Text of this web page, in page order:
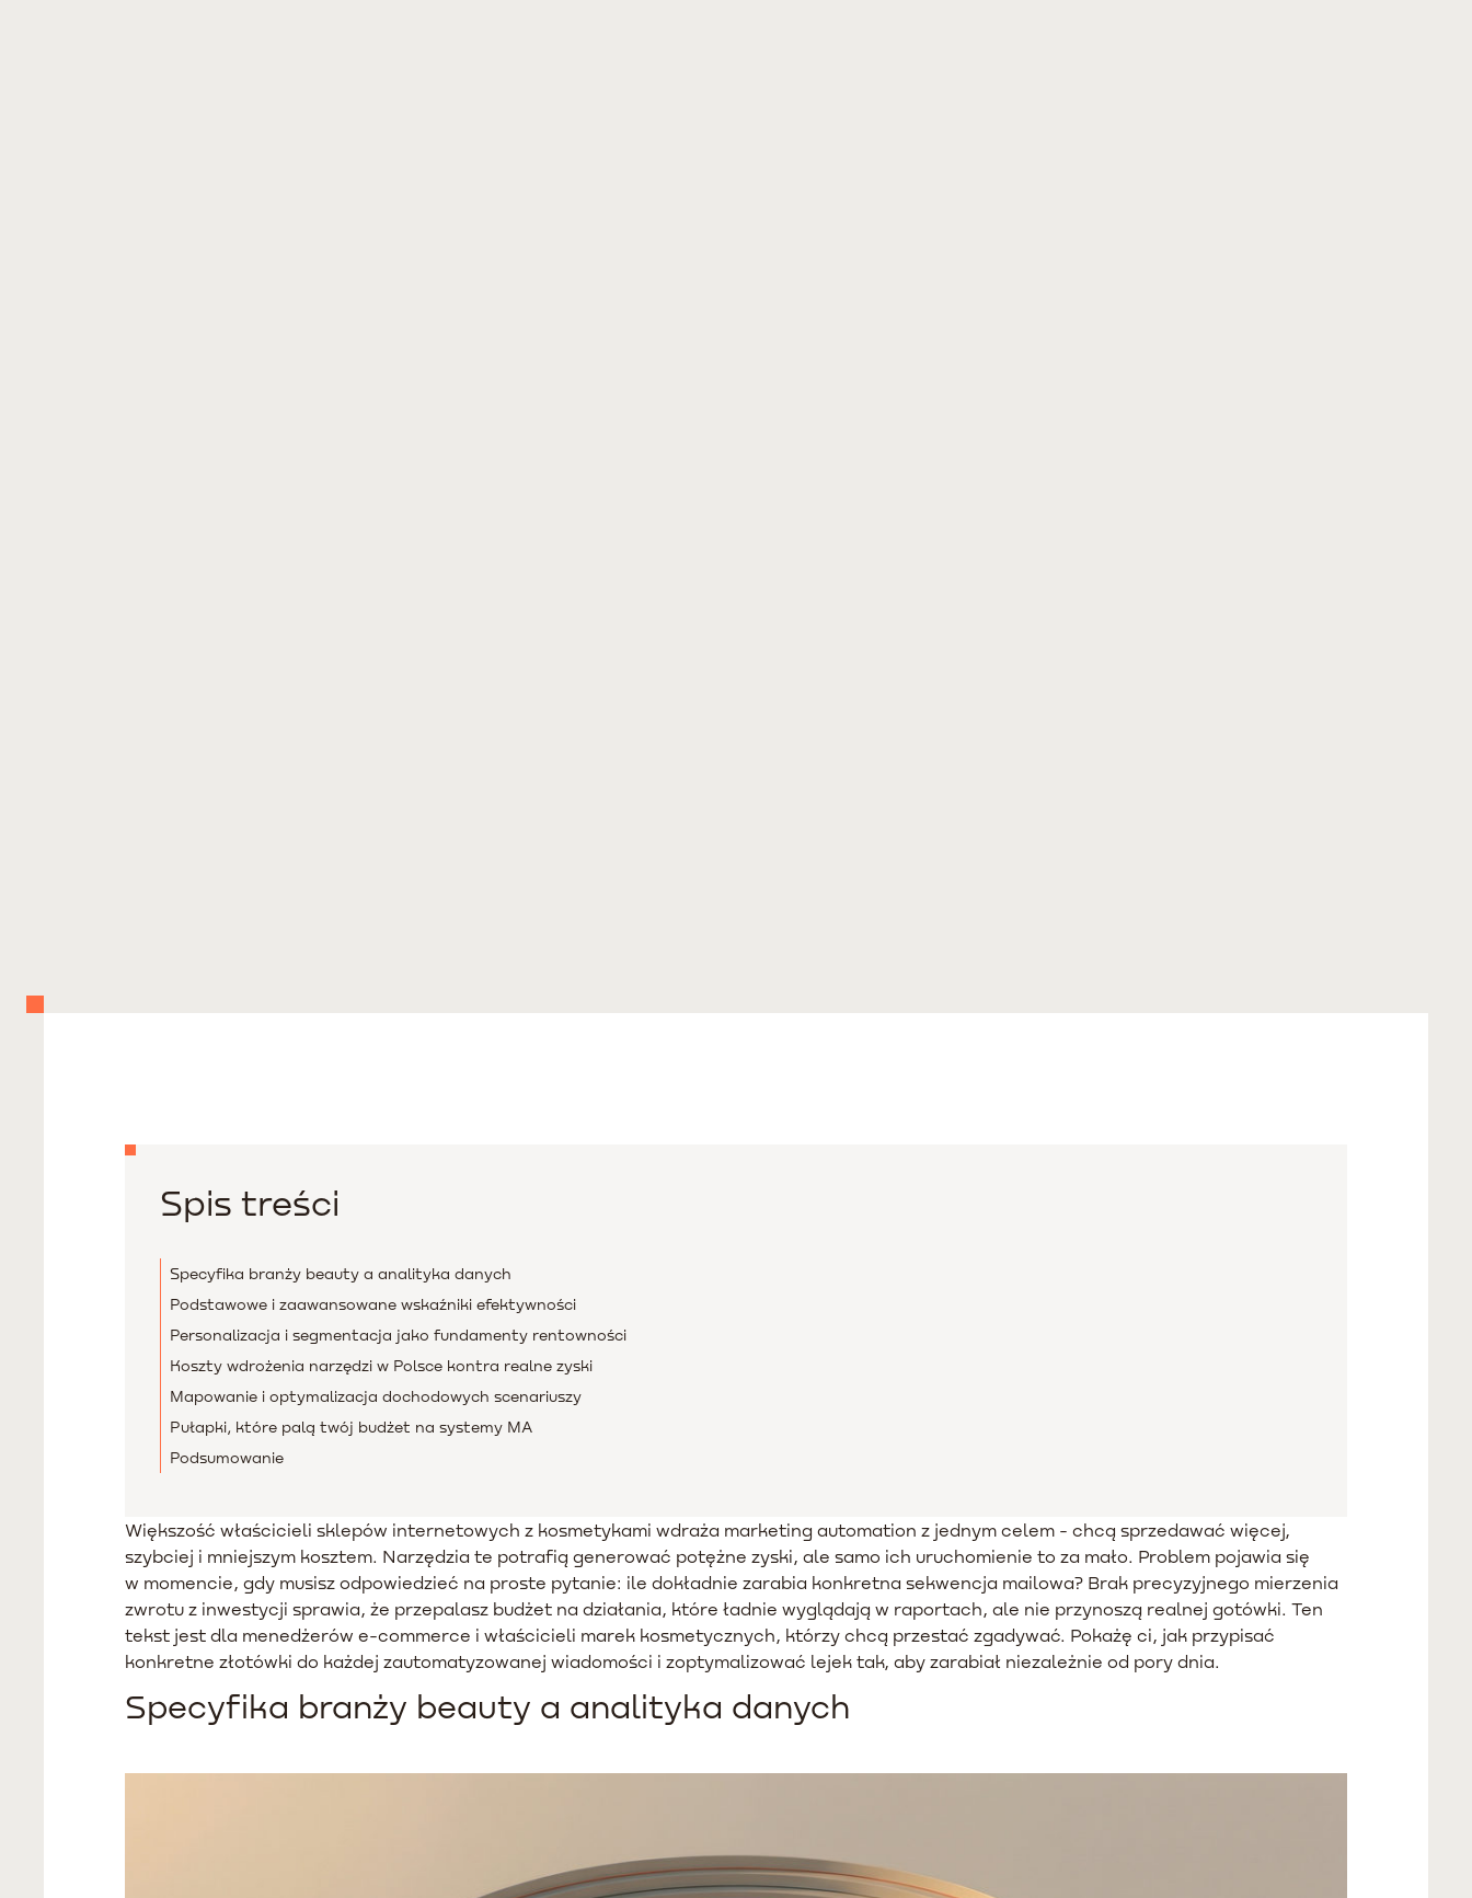
Spis treści
Specyfika branży beauty a analityka danych
Podstawowe i zaawansowane wskaźniki efektywności
Personalizacja i segmentacja jako fundamenty rentowności
Koszty wdrożenia narzędzi w Polsce kontra realne zyski
Mapowanie i optymalizacja dochodowych scenariuszy
Pułapki, które palą twój budżet na systemy MA
Podsumowanie
Większość właścicieli sklepów internetowych z kosmetykami wdraża marketing automation z jednym celem - chcą sprzedawać więcej,
szybciej i mniejszym kosztem. Narzędzia te potrafią generować potężne zyski, ale samo ich uruchomienie to za mało. Problem pojawia się
w momencie, gdy musisz odpowiedzieć na proste pytanie: ile dokładnie zarabia konkretna sekwencja mailowa? Brak precyzyjnego mierzenia
zwrotu z inwestycji sprawia, że przepalasz budżet na działania, które ładnie wyglądają w raportach, ale nie przynoszą realnej gotówki. Ten
tekst jest dla menedżerów e-commerce i właścicieli marek kosmetycznych, którzy chcą przestać zgadywać. Pokażę ci, jak przypisać
konkretne złotówki do każdej zautomatyzowanej wiadomości i zoptymalizować lejek tak, aby zarabiał niezależnie od pory dnia.
Specyfika branży beauty a analityka danych